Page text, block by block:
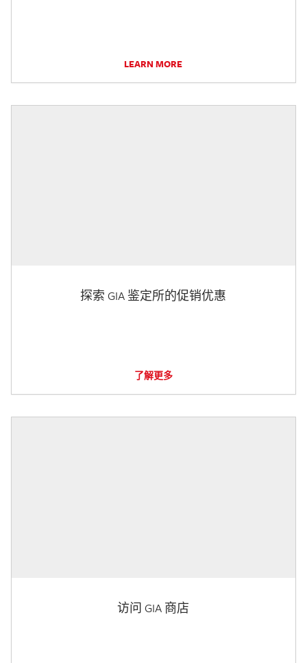
LEARN MORE
探索 GIA 鉴定所的促销优惠
了解更多
访问 GIA 商店